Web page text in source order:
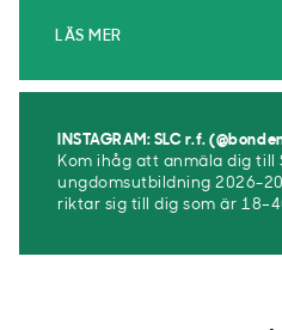
LÄS MER
INSTAGRAM: SLC r.f.
Kom ihåg att anmäla dig till
ungdomsutbildning 2026-
riktar sig till dig som är